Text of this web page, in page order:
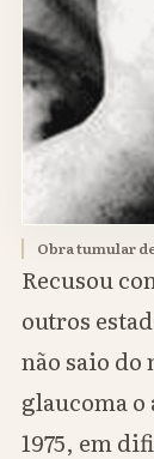
Obra tumular
Recusou
outros
não saio do
glaucoma
1975, em